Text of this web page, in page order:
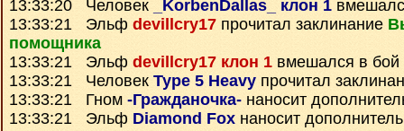
13:33:20 Человек
_KorbenDallas_ клон 1
13:33:21 Эльф devillcry17 прочитал заклинание
помощника
13:33:21 Эльф devillcry17 клон 1 вмешался в бой
13:33:21 Человек Type 5 Heavy прочитал
13:33:21 Гном -Гражданочка- наносит
13:33:21 Эльф Diamond Fox наносит